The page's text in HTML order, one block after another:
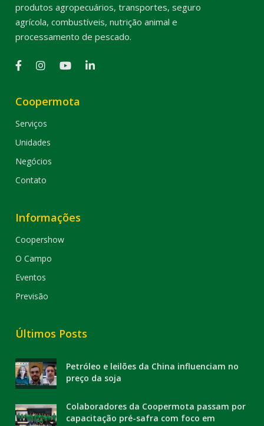
produtos agropecuários, transportes, seguro
agrícola, combustíveis, nutrição animal e
processamento de pescado.
Coopermota
Serviços
Unidades
Negócios
Contato
Informações
Coopershow
O Campo
Eventos
Previsão
Últimos Posts
Petróleo e leilões da China influenciam no
preço da soja
Colaboradores da Coopermota passam por
capacitação pré-safra com foco em